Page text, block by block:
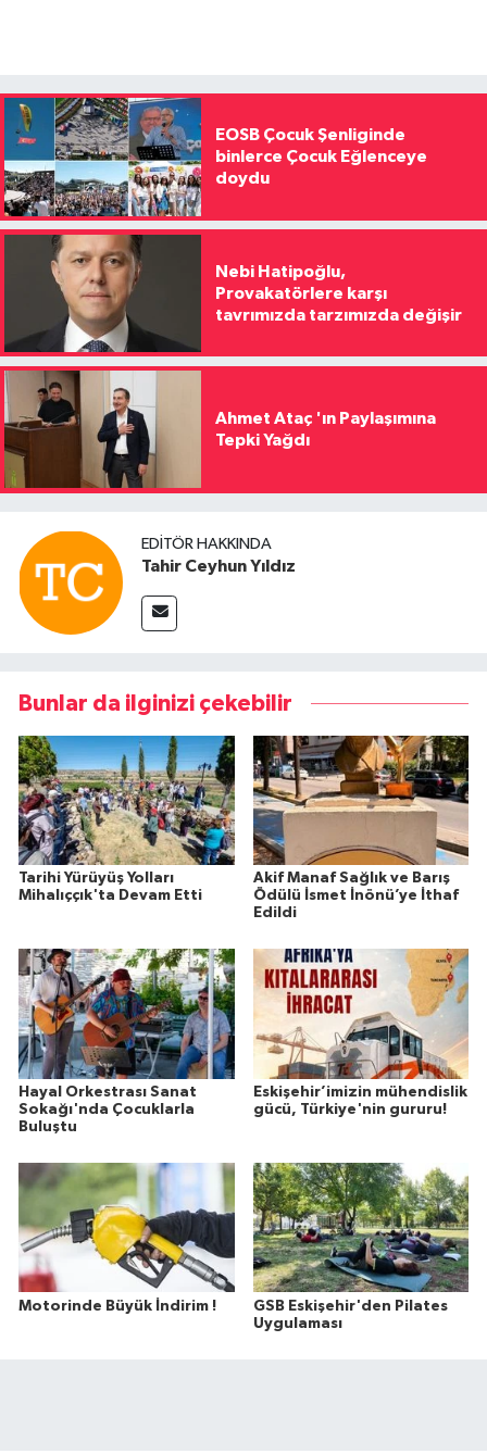
EOSB Çocuk Şenliginde
binlerce Çocuk Eğlenceye
doydu
Nebi Hatipoğlu,
Provakatörlere karşı
tavrımızda tarzımızda değişir
Ahmet Ataç 'ın Paylaşımına
Tepki Yağdı
EDITÖR HAKKINDA
Tahir Ceyhun Yıldız
Bunlar da ilginizi çekebilir
Tarihi Yürüyüş Yolları
Mihalıççık'ta Devam Etti
Akif Manaf Sağlık ve Barış
Ödülü İsmet İnönü’ye İthaf
Edildi
Hayal Orkestrası Sanat
Sokağı'nda Çocuklarla
Buluştu
Eskişehir’imizin mühendislik
gücü, Türkiye'nin gururu!
Motorinde Büyük İndirim !
GSB Eskişehir'den Pilates
Uygulaması